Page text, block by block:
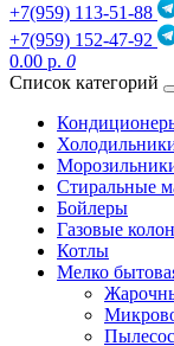
+7(959) 113-51-88
+7(959) 152-47-92
0.00 р. 0
Список категорий
Стиральные
Бойлеры
Газовые
Котлы
Мелко